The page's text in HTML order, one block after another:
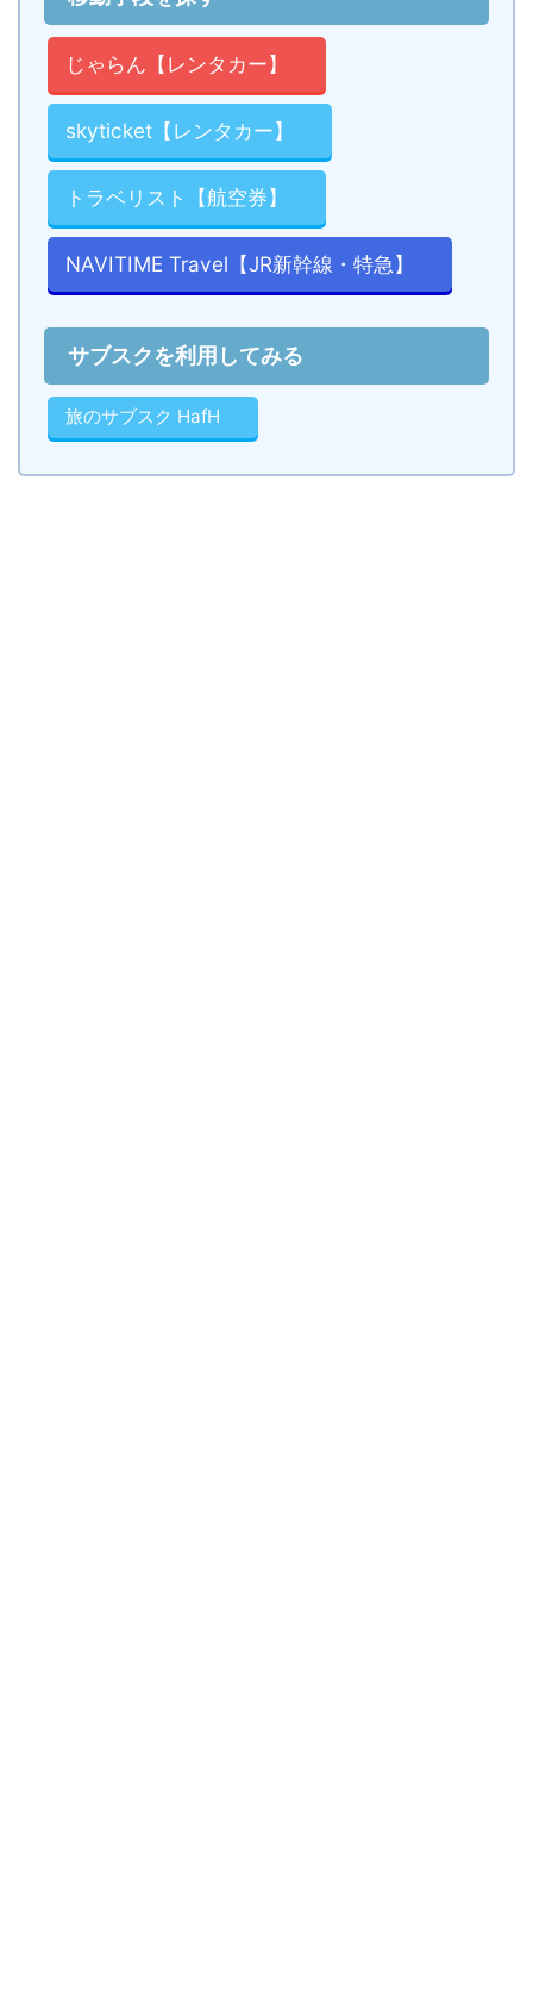
じゃらん【レンタカー】
skyticket【レンタカー】
トラベリスト【航空券】
NAVITIME Travel【JR新幹線・特急】
サブスクを利用してみる
旅のサブスク HafH